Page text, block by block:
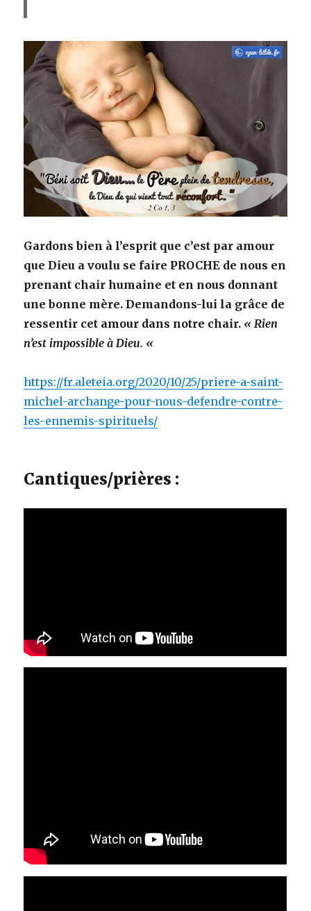
Gardons bien à l’esprit que c’est par amour
que Dieu a voulu se faire PROCHE de nous en
prenant chair humaine et en nous donnant
une bonne mère. Demandons-lui la grâce de
ressentir cet amour dans notre chair. « Rien
n’est impossible à Dieu. «
https://fr.aleteia.org/2020/10/25/priere-a-saint-
michel-archange-pour-nous-defendre-contre-
les-ennemis-spirituels/
Cantiques/prières :